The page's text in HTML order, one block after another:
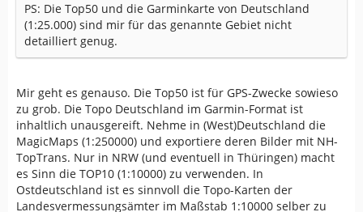
PS: Die Top50 und die Garminkarte von Deutschland
(1:25.000) sind mir für das genannte Gebiet nicht
detailliert genug.
Mir geht es genauso. Die Top50 ist für GPS-Zwecke sowieso
zu grob. Die Topo Deutschland im Garmin-Format ist
inhaltlich unausgereift. Nehme in (West)Deutschland die
MagicMaps (1:250000) und exportiere deren Bilder mit NH-
TopTrans. Nur in NRW (und eventuell in Thüringen) macht
es Sinn die TOP10 (1:10000) zu verwenden. In
Ostdeutschland ist es sinnvoll die Topo-Karten der
Landesvermessungsämter im Maßstab 1:10000 selber zu